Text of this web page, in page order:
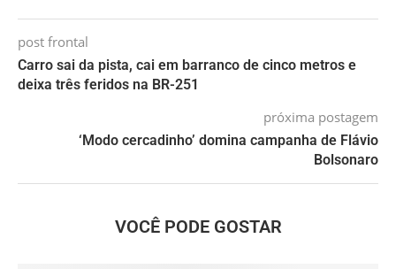
post frontal
Carro sai da pista, cai em barranco de cinco metros e
deixa três feridos na BR-251
próxima postagem
‘Modo cercadinho’ domina campanha de Flávio
Bolsonaro
VOCÊ PODE GOSTAR